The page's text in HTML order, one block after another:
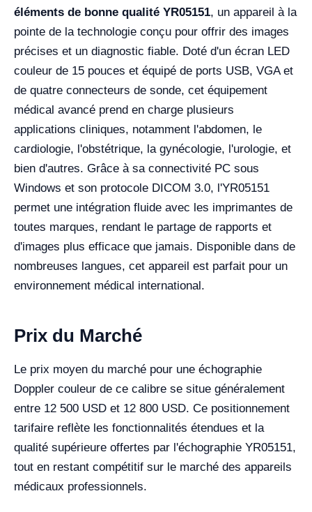
éléments de bonne qualité YR05151, un appareil à la
pointe de la technologie conçu pour offrir des images
précises et un diagnostic fiable. Doté d'un écran LED
couleur de 15 pouces et équipé de ports USB, VGA et
de quatre connecteurs de sonde, cet équipement
médical avancé prend en charge plusieurs
applications cliniques, notamment l'abdomen, le
cardiologie, l'obstétrique, la gynécologie, l'urologie, et
bien d'autres. Grâce à sa connectivité PC sous
Windows et son protocole DICOM 3.0, l'YR05151
permet une intégration fluide avec les imprimantes de
toutes marques, rendant le partage de rapports et
d'images plus efficace que jamais. Disponible dans de
nombreuses langues, cet appareil est parfait pour un
environnement médical international.
Prix du Marché
Le prix moyen du marché pour une échographie
Doppler couleur de ce calibre se situe généralement
entre 12 500 USD et 12 800 USD. Ce positionnement
tarifaire reflète les fonctionnalités étendues et la
qualité supérieure offertes par l'échographie YR05151,
tout en restant compétitif sur le marché des appareils
médicaux professionnels.